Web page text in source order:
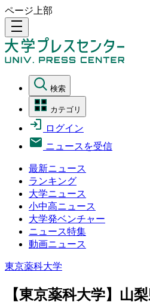
ページ上部
density_medium
検索
カテゴリ
ログイン
ニュースを受信
最新ニュース
ランキング
大学ニュース
小中高ニュース
大学発ベンチャー
ニュース特集
動画ニュース
東京薬科大学
【東京薬科大学】山